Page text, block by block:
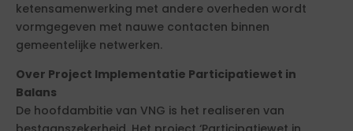
ketensamenwerking met andere overheden wordt
vormgegeven met nauwe contacten binnen
gemeentelijke netwerken.
Over Project Implementatie Participatiewet in
Balans
De hoofdambitie van VNG is het realiseren van